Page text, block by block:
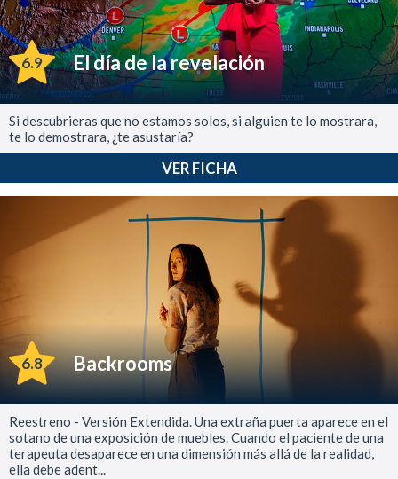
6.9 El día de la revelación
Si descubrieras que no estamos solos, si alguien te lo mostrara,
te lo demostrara, ¿te asustaría?
VER FICHA
6.8 Backrooms
Reestreno - Versión Extendida. Una extraña puerta aparece en el
sotano de una exposición de muebles. Cuando el paciente de una
terapeuta desaparece en una dimensión más allá de la realidad,
ella debe adent...